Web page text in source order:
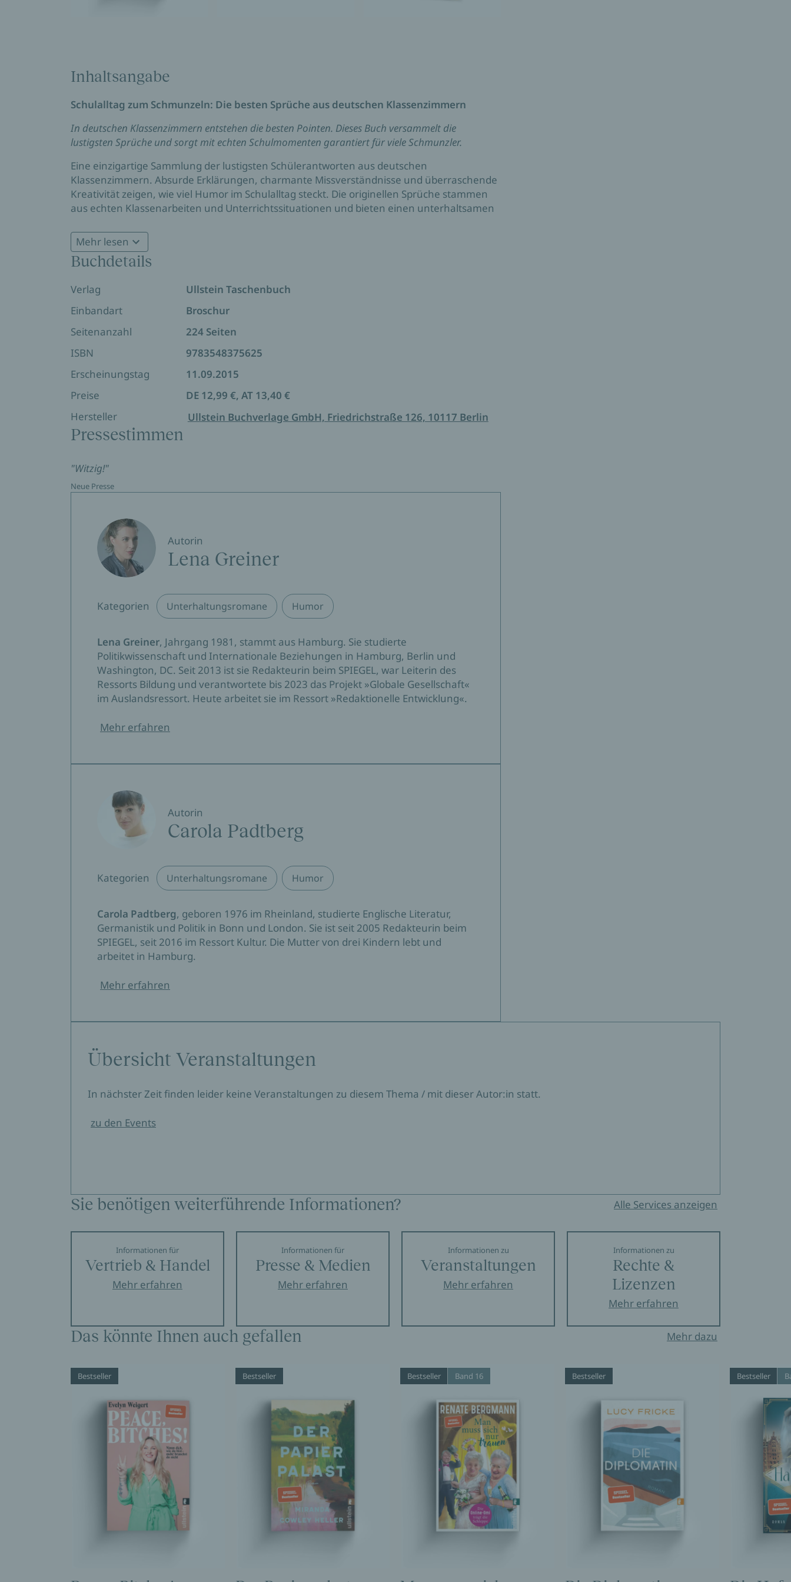
Inhaltsangabe
Schulalltag zum Schmunzeln: Die besten Sprüche aus deutschen Klassenzimmern
In deutschen Klassenzimmern entstehen die besten Pointen. Dieses Buch versammelt die
lustigsten Sprüche und sorgt mit echten Schulmomenten garantiert für viele Schmunzler.
Eine einzigartige Sammlung der lustigsten Schülerantworten aus deutschen
Klassenzimmern. Absurde Erklärungen, charmante Missverständnisse und überraschende
Kreativität zeigen, wie viel Humor im Schulalltag steckt. Die originellen Sprüche stammen
aus echten Klassenarbeiten und Unterrichtssituationen und bieten einen unterhaltsamen
sondern auch als Quelle für gute Laune und überraschende Einfälle präsentiert.
Ob als Geschenk für Lehrkräfte, Eltern oder einfach für alle, die gerne lachen: Diese
Mehr lesen
Buchdetails
Verlag
Ullstein Taschenbuch
Einbandart
Broschur
Seitenanzahl
224 Seiten
ISBN
9783548375625
Erscheinungstag
11.09.2015
Preise
DE 12,99 €, AT 13,40 €
Hersteller
Ullstein Buchverlage GmbH, Friedrichstraße 126, 10117 Berlin
Pressestimmen
"Witzig!"
Neue Presse
Autorin
Lena Greiner
Kategorien Unterhaltungsromane Humor
Lena Greiner, Jahrgang 1981, stammt aus Hamburg. Sie studierte
Politikwissenschaft und Internationale Beziehungen in Hamburg, Berlin und
Washington, DC. Seit 2013 ist sie Redakteurin beim SPIEGEL, war Leiterin des
Ressorts Bildung und verantwortete bis 2023 das Projekt »Globale Gesellschaft«
im Auslandsressort. Heute arbeitet sie im Ressort »Redaktionelle Entwicklung«.
Mehr erfahren
Autorin
Carola Padtberg
Kategorien Unterhaltungsromane Humor
Carola Padtberg, geboren 1976 im Rheinland, studierte Englische Literatur,
Germanistik und Politik in Bonn und London. Sie ist seit 2005 Redakteurin beim
SPIEGEL, seit 2016 im Ressort Kultur. Die Mutter von drei Kindern lebt und
arbeitet in Hamburg.
Mehr erfahren
Übersicht Veranstaltungen
In nächster Zeit finden leider keine Veranstaltungen zu diesem Thema / mit dieser Autor:in statt.
zu den Events
Sie benötigen weiterführende Informationen? Alle Services anzeigen
Informationen für
Vertrieb & Handel
Mehr erfahren
Informationen für
Presse & Medien
Mehr erfahren
Informationen zu
Veranstaltungen
Mehr erfahren
Informationen zu
Rechte &
Lizenzen
Mehr erfahren
Das könnte Ihnen auch gefallen Mehr dazu
Bestseller Bestseller Bestseller Band 16 Bestseller Bestseller